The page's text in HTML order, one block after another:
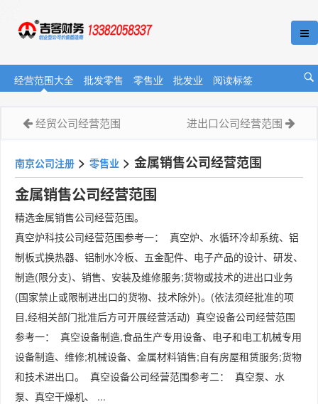
经营范围大全 批发零售 零售业 批发业 阅读标签
经贸公司经营范围 进出口公司经营范围
南京公司注册 > 零售业 > 金属销售公司经营范围
金属销售公司经营范围
精选金属销售公司经营范围。
真空炉科技公司经营范围参考一： 真空炉、水循环冷却系统、铝
制板式换热器、铝制水冷板、五金配件、电子产品的设计、研发、
制造(限分支)、销售、安装及维修服务;货物或技术的进出口业务
(国家禁止或限制进出口的货物、技术除外)。(依法须经批准的项
目,经相关部门批准后方可开展经营活动) 真空设备公司经营范围
参考一： 真空设备制造,食品生产专用设备、电子和电工机械专用
设备制造、维修;机械设备、金属材料销售;自有房屋租赁服务;货物
和技术进出口。 真空设备公司经营范围参考二： 真空泵、水
泵、真空干燥机、 ...